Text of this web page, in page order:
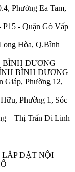
Phường Ea Tam,
- Quận Gò Vấp
Hòa, Q.Bình
BÌNH DƯƠNG –
BÌNH DƯƠNG
Giáp, Phường 12,
Phường 1, Sóc
– Thị Trấn Di Linh
LẮP ĐẶT NỘI